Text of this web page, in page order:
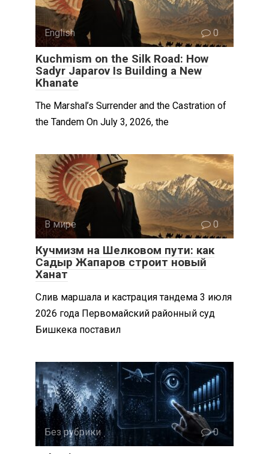
English 0
Kuchmism on the Silk Road: How
Sadyr Japarov Is Building a New
Khanate
The Marshal’s Surrender and the Castration of
the Tandem On July 3, 2026, the
В мире 0
Кучмизм на Шелковом пути: как
Садыр Жапаров строит новый
Ханат
Слив маршала и кастрация тандема 3 июля
2026 года Первомайский районный суд
Бишкека поставил
Без рубрики 0